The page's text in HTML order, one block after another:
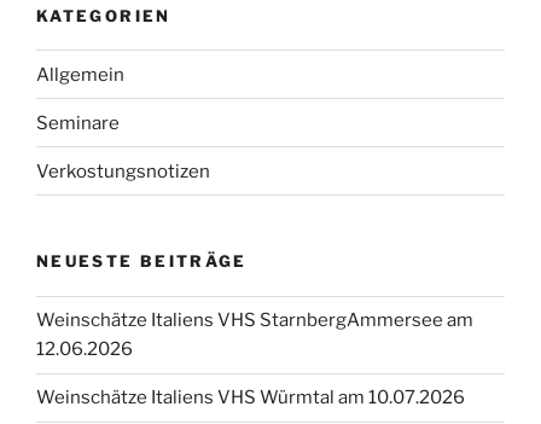
KATEGORIEN
Allgemein
Seminare
Verkostungsnotizen
NEUESTE BEITRÄGE
Weinschätze Italiens VHS StarnbergAmmersee am
12.06.2026
Weinschätze Italiens VHS Würmtal am 10.07.2026